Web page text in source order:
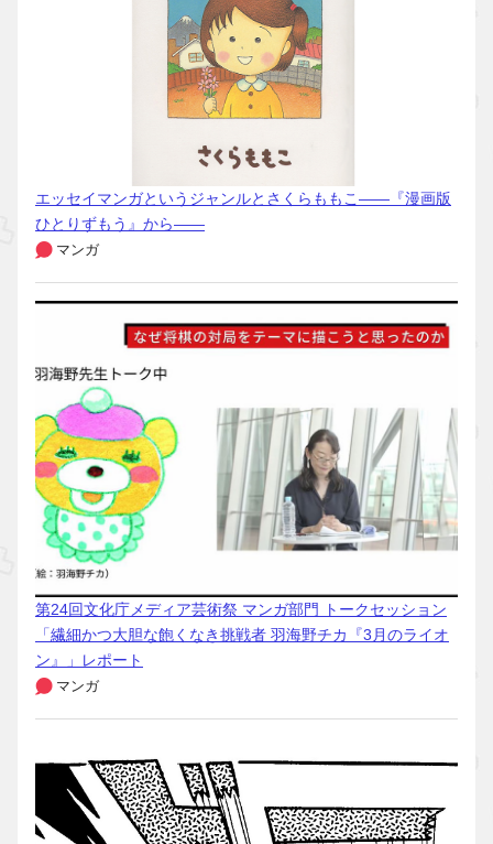
エッセイマンガというジャンルとさくらももこ――『漫画版
ひとりずもう』から――
マンガ
第24回文化庁メディア芸術祭 マンガ部門 トークセッション
「繊細かつ大胆な飽くなき挑戦者 羽海野チカ『3月のライオ
ン』」レポート
マンガ